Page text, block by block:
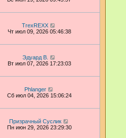
TrexREXX
Чт июл 09, 2026 05:46:38
Эдуард В.
Вт июл 07, 2026 17:23:03
Phlanger
Сб июл 04, 2026 15:06:24
Призрачный Суслик
Пн июн 29, 2026 23:29:30